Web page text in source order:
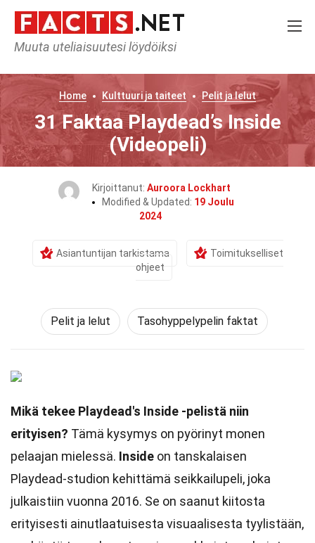
Muuta uteliaisuutesi löydöiksi
Home Kulttuuri ja taiteet Pelit ja lelut
31 Faktaa Playdead’s Inside
(Videopeli)
Kirjoittanut: Auroora Lockhart
Modified & Updated: 19 Joulu
2024
Asiantuntijan tarkistama
Toimitukselliset
ohjeet
Pelit ja lelut Tasohyppelypelin faktat
Mikä tekee Playdead's Inside -pelistä niin
erityisen? Tämä kysymys on pyörinyt monen
pelaajan mielessä. Inside on tanskalaisen
Playdead-studion kehittämä seikkailupeli, joka
julkaistiin vuonna 2016. Se on saanut kiitosta
erityisesti ainutlaatuisesta visuaalisesta tyylistään,